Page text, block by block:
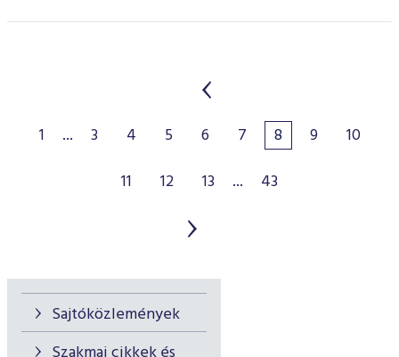
Sajtóközlemények
1 ... 3 4 5 6 7 8 9
10
11
12 13 ... 43